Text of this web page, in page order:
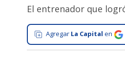
Tecnología
Gastronomía
Salud
El entrenador que
Agregar La Capital en